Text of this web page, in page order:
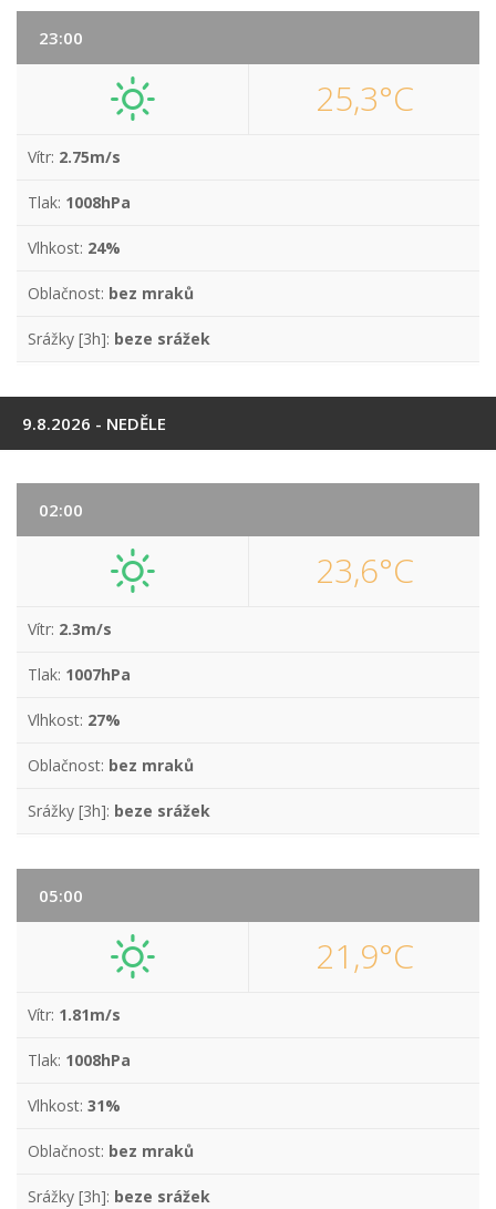
23:00
25,3°C
Vítr: 2.75m/s
Tlak: 1008hPa
Vlhkost: 24%
Oblačnost: bez mraků
Srážky [3h]: beze srážek
9.8.2026 - NEDĚLE
02:00
23,6°C
Vítr: 2.3m/s
Tlak: 1007hPa
Vlhkost: 27%
Oblačnost: bez mraků
Srážky [3h]: beze srážek
05:00
21,9°C
Vítr: 1.81m/s
Tlak: 1008hPa
Vlhkost: 31%
Oblačnost: bez mraků
Srážky [3h]: beze srážek